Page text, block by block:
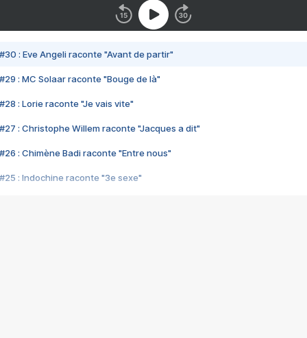
#30 : Eve Angeli raconte "Avant de partir"
#29 : MC Solaar raconte "Bouge de là"
#28 : Lorie raconte "Je vais vite"
#27 : Christophe Willem raconte "Jacques a dit"
#26 : Chimène Badi raconte "Entre nous"
#25 : Indochine raconte "3e sexe"